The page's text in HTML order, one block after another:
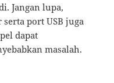
Jangan lupa,
port USB juga
dapat
masalah.